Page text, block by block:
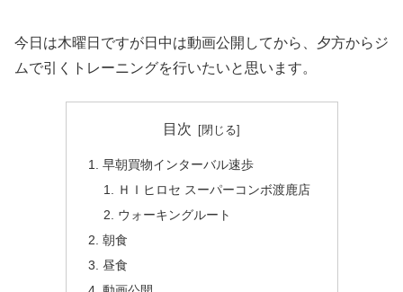
今日は木曜日ですが日中は動画公開してから、夕方からジ
ムで引くトレーニングを行いたいと思います。
目次
早朝買物インターバル速歩
ＨＩヒロセ スーパーコンボ渡鹿店
ウォーキングルート
朝食
昼食